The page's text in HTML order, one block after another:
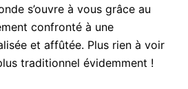
s’ouvre à vous grâce au
confronté à une
et affûtée. Plus rien à voir
traditionnel évidemment !